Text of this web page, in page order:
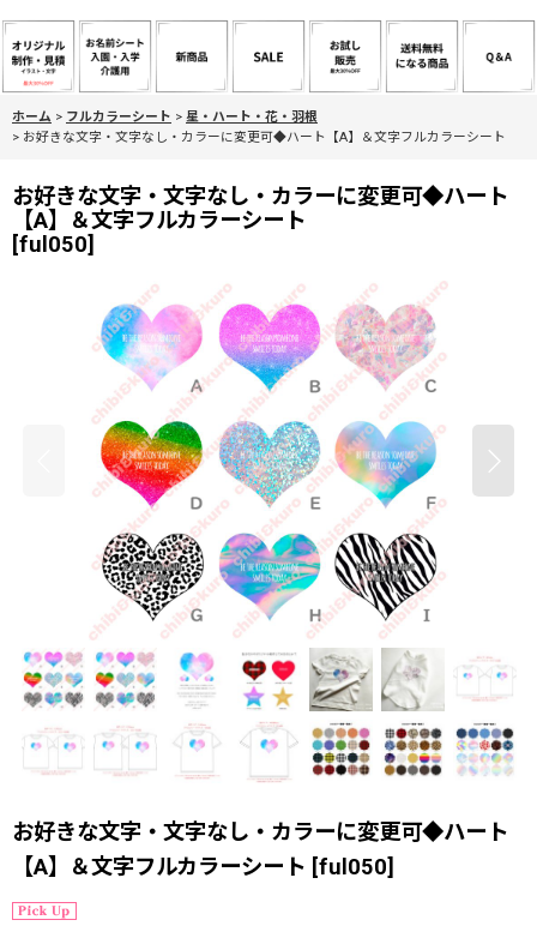
ホーム > フルカラーシート > 星・ハート・花・羽根
> お好きな文字・文字なし・カラーに変更可◆ハート【A】＆文字フルカラーシート
お好きな文字・文字なし・カラーに変更可◆ハート
【A】＆文字フルカラーシート
[ful050]
お好きな文字・文字なし・カラーに変更可◆ハート
【A】＆文字フルカラーシート [ful050]